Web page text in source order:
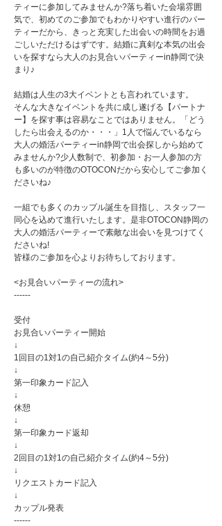
ティーに参加してみませんか?落ち着いた会場雰囲
気で、初めてのご参加でもわかりやすい進行のパー
ティーだから、きっと充実した出会いの時間をお過
ごしいただけるはずです。結婚に真剣な本気の出会
いを探すなら大人のお見合いパーティーin静岡で決
まり♪
結婚は人生の3大イベントとも言われています。
そんな大きなイベントを共に成し遂げる【パートナ
ー】を探す事は容易なことではありません。「どう
したら出会えるのか・・・」1人で悩んでいるなら
大人の婚活パーティーin静岡で出会探しから始めて
みませんか?少人数制で、初参加・お一人参加の方
も多いのが特徴のOTOCONだから安心してご参加く
ださいね♪
一組でも多くのカップル誕生を目指し、スタッフ一
同心を込めて進行いたします。是非OTOCON静岡の
大人の婚活パーティーで素敵な出会いを見つけてく
ださいね!
皆様のご参加を心よりお待ちしております。
<お見合いパーティーの流れ>
------
受付
お見合いパーティー開始
↓
1回目の1対1の自己紹介タイム(約4～5分)
↓
第一印象カード記入
↓
休憩
↓
第一印象カード返却
↓
2回目の1対1の自己紹介タイム(約4～5分)
↓
リクエストカード記入
↓
カップル発表
------